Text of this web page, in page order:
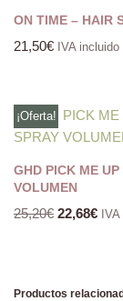
ON TIME – HAIR
21,50€ IVA incluido
¡Oferta!
GHD PICK ME UP
VOLUMEN
25,20€ 22,68€
Productos